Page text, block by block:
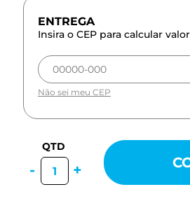
Insira o CEP para calcular
Não sei meu CEP
- +